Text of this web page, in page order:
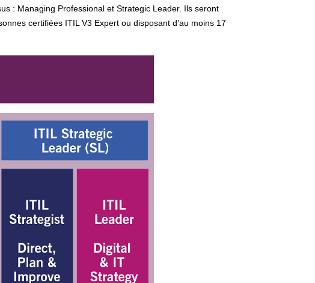
: Managing Professional et Strategic Leader. Ils seront
certifiées ITIL V3 Expert ou disposant d’au moins 17